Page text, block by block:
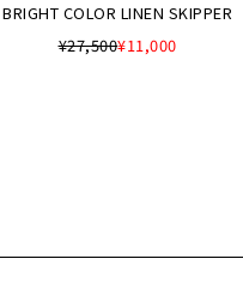
BRIGHT COLOR LINEN SKIPPER
¥27,500¥11,000